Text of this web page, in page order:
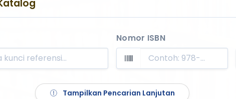
Nomor ISBN
Tampilkan Pencarian Lanjutan